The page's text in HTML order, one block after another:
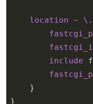
location ~
include
    }